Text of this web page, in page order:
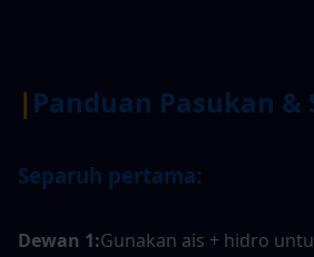
| Panduan Pasukan &
Separuh pertama:
Dewan 1:Gunakan ais + hidro